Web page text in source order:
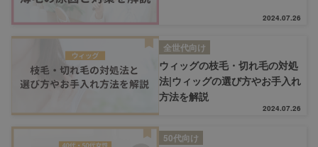
2024.07.26
全世代向け
ウィッグの枝毛・切れ毛の対処
法|ウィッグの選び方やお手入れ
方法を解説
2024.07.26
50代向け